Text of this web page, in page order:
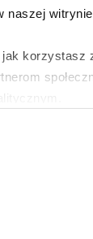
naszej witrynie.
korzystasz
te
Alert
nie
więcej